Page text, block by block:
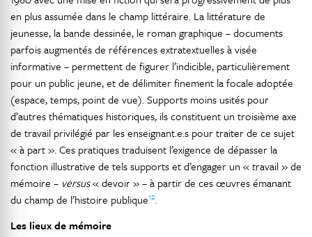
en plus assumée dans le champ littéraire. La littérature de
jeunesse, la bande dessinée, le roman graphique – documents
parfois augmentés de références extratextuelles à visée
informative – permettent de figurer l’indicible, particulièrement
pour un public jeune, et de délimiter finement la focale adoptée
(espace, temps, point de vue). Supports moins usités pour
d’autres thématiques historiques, ils constituent un troisième axe
de travail privilégié par les enseignant.e.s pour traiter de ce sujet
« à part ». Ces pratiques traduisent l’exigence de dépasser la
fonction illustrative de tels supports et d’engager un « travail » de
mémoire – versus« devoir » – à partir de ces œuvres émanant
du champ de l’histoire publique12.
Les lieux de mémoire